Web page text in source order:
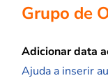
Grupo de
Adicionar data
Ajuda a inserir